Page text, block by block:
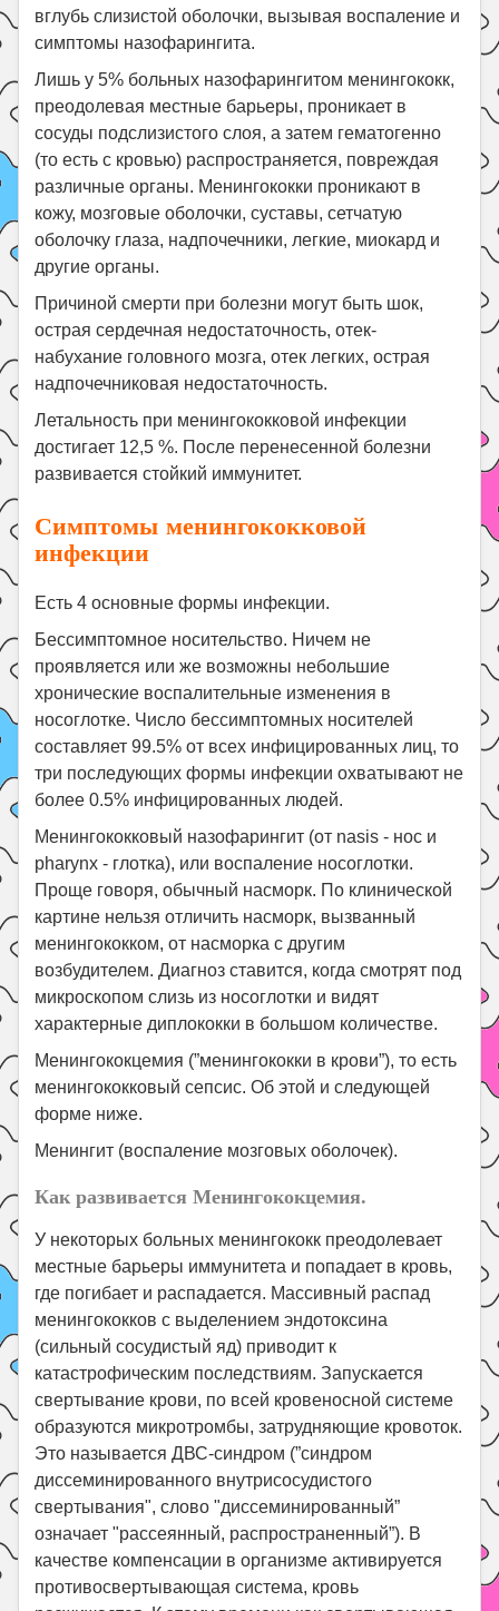
вглубь слизистой оболочки, вызывая воспаление и
симптомы назофарингита.
Лишь у 5% больных назофарингитом менингококк,
преодолевая местные барьеры, проникает в
сосуды подслизистого слоя, а затем гематогенно
(то есть с кровью) распространяется, повреждая
различные органы. Менингококки проникают в
кожу, мозговые оболочки, суставы, сетчатую
оболочку глаза, надпочечники, легкие, миокард и
другие органы.
Причиной смерти при болезни могут быть шок,
острая сердечная недостаточность, отек-
набухание головного мозга, отек легких, острая
надпочечниковая недостаточность.
Летальность при менингококковой инфекции
достигает 12,5 %. После перенесенной болезни
развивается стойкий иммунитет.
Симптомы менингококковой
инфекции
Есть 4 основные формы инфекции.
Бессимптомное носительство. Ничем не
проявляется или же возможны небольшие
хронические воспалительные изменения в
носоглотке. Число бессимптомных носителей
составляет 99.5% от всех инфицированных лиц, то
три последующих формы инфекции охватывают не
более 0.5% инфицированных людей.
Менингококковый назофарингит (от nasis - нос и
pharynx - глотка), или воспаление носоглотки.
Проще говоря, обычный насморк. По клинической
картине нельзя отличить насморк, вызванный
менингококком, от насморка с другим
возбудителем. Диагноз ставится, когда смотрят под
микроскопом слизь из носоглотки и видят
характерные диплококки в большом количестве.
Менингококцемия (”менингококки в крови”), то есть
менингококковый сепсис. Об этой и следующей
форме ниже.
Менингит (воспаление мозговых оболочек).
Как развивается Менингококцемия.
У некоторых больных менингококк преодолевает
местные барьеры иммунитета и попадает в кровь,
где погибает и распадается. Массивный распад
менингококков с выделением эндотоксина
(сильный сосудистый яд) приводит к
катастрофическим последствиям. Запускается
свертывание крови, по всей кровеносной системе
образуются микротромбы, затрудняющие кровоток.
Это называется ДВС-синдром (”синдром
диссеминированного внутрисосудистого
свертывания", слово "диссеминированный”
означает "рассеянный, распространенный”). В
качестве компенсации в организме активируется
противосвертывающая система, кровь